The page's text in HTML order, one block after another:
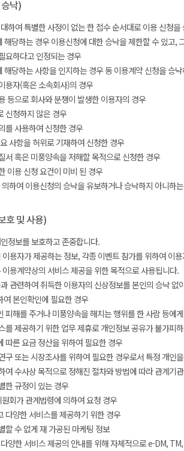
낙)
하여 특별한 사정이 없는 한 접수 순서대로 이용 신청을
해당하는 경우 이용신청에 대한 승낙을 제한할 수 있고,
요하다고 인정되는 경우
해당하는 사항을 인지하는 경우 동 이용계약 신청을 승
용자(혹은 소속회사)의 경우
등으로 회사와 분쟁이 발생한 이용자의 경우
신청하지 않은 경우
를 사용하여 신청한 경우
사항을 허위로 기재하여 신청한 경우
서 혹은 미풍양속을 저해할 목적으로 신청한 경우
이용 신청 요건이 미비 된 경우
하여 이용신청의 승낙을 유보하거나 승낙하지 아니하
호 및 사용)
정보를 보호하고 존중합니다.
용자가 제공하는 정보, 각종 이벤트 참가를 위하여 이
용계약상의 서비스 제공을 위한 목적으로 사용됩니다.
관련하여 취득한 이용자의 신상정보를 본인의 승낙
여 본인확인에 필요한 경우
피해를 주거나 미풍양속을 해치는 행위를 한 사람 등에
를 제공하기 위한 업무 제휴로 개인정보 공유가 불가피
따른 요금 정산을 위하여 필요한 경우
구 또는 시장조사를 위하여 필요한 경우로서 특정 개인
여 수사상 목적으로 정해진 절차와 방법에 따라 관계기
한 규정이 있는 경우
회가 관계법령에 의하여 요청 경우
다양한 서비스를 제공하기 위한 경우
할 수 없게 재 가공된 마케팅 정보
양한 서비스 제공의 안내를 위해 자체적으로 e-DM,